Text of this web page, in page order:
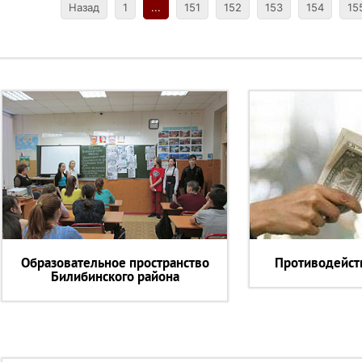
Назад 1 ... 151 152 153 154
Образовательное пространство
Билибинского района